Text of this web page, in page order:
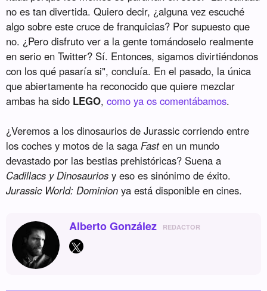
no es tan divertida. Quiero decir, ¿alguna vez escuché
algo sobre este cruce de franquicias? Por supuesto que
no. ¿Pero disfruto ver a la gente tomándoselo realmente
en serio en Twitter? Sí. Entonces, sigamos divirtiéndonos
con los qué pasaría si", concluía. En el pasado, la única
que abiertamente ha reconocido que quiere mezclar
ambas ha sido LEGO,como ya os comentábamos.
¿Veremos a los dinosaurios de Jurassic corriendo entre
los coches y motos de la sagaFasten un mundo
devastado por las bestias prehistóricas? Suena a
Cadillacs y Dinosaurios y eso es sinónimo de éxito.
Jurassic World: Dominion ya está disponible en cines.
Alberto González REDACTOR